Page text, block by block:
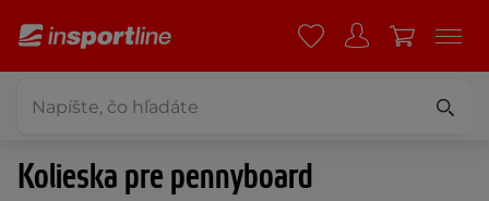
Kolieska pre pennyboard